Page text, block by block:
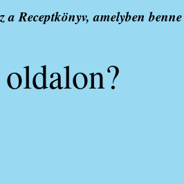
Receptkönyv, amelyben